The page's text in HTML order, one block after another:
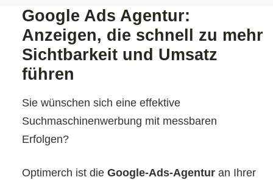
Google Ads Agentur:
Anzeigen, die schnell zu mehr
Sichtbarkeit und Umsatz
führen
Sie wünschen sich eine effektive
Suchmaschinenwerbung mit messbaren
Erfolgen?
Optimerch ist die Google-Ads-Agentur an Ihrer